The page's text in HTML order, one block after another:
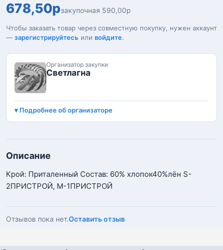
678,50рзакупочная 590,00р
Чтобы заказать товар через совместную покупку, нужен аккаунт
— зарегистрируйтесь или войдите.
Организатор закупки
Светлагна
Подробнее об организаторе
Описание
Крой: Приталенный Состав: 60% хлопок40%лён S-
2ПРИСТРОЙ, M-1ПРИСТРОЙ
Отзывов пока нет.Оставить отзыв